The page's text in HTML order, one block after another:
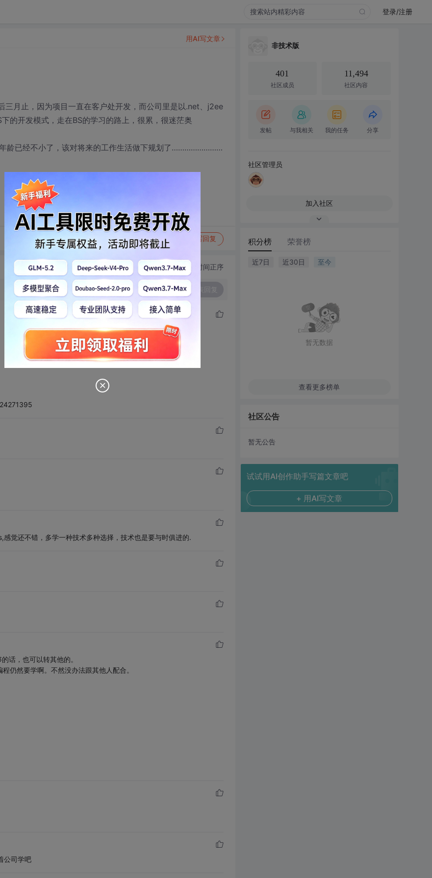
登录/注册
月止，因为项目一直在客户处开发，而公司里是以.net、j2ee
的开发模式，走在BS的学习的路上，很累，很迷茫奥
年龄已经不小了，该对将来的工作生活做下规划了……………………
转发到动态 举报 写回复
用AI写文章
切换为时间正序
觉还不错，多学一种技术多种选择，技术也是要与时俱进的.
话，也可以转其他的。
仍然要学啊。不然没办法跟其他人配合。
公司学吧
非技术版
401
社区成员
11,494
社区内容
发帖 与我相关 我的任务 分享
社区管理员
加入社区
积分榜 荣誉榜
近7日 近30日 至今
暂无数据
查看更多榜单
社区公告
暂无公告
试试用AI创作助手写篇文章吧
+ 用AI写文章